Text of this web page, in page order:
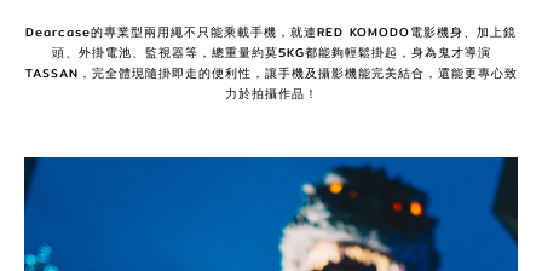
Dearcase的專業型兩用繩不只能乘載手機，就連RED KOMODO電影機身、加上鏡
頭、外掛電池、監視器等，總重量約莫5KG都能夠輕鬆掛起，身為鬼才導演
TASSAN，完全體現隨掛即走的便利性，讓手機及攝影機能完美結合，還能更專心致
力於拍攝作品！